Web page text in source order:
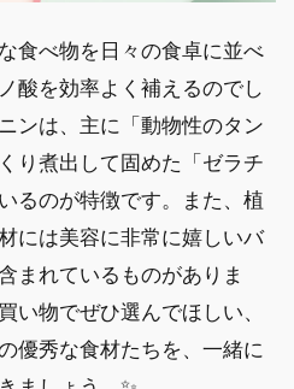
食べ物を日々の食卓に並べ
酸を効率よく補えるのでし
ンは、主に「動物性のタン
り煮出して固めた「ゼラチ
るのが特徴です。また、植
には美容に非常に嬉しいバ
まれているものがありま
い物でぜひ選んでほしい、
優秀な食材たちを、一緒に